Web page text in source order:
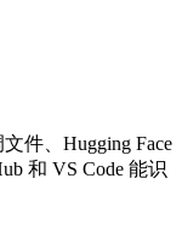
件、Hugging Face
和 VS Code 能识